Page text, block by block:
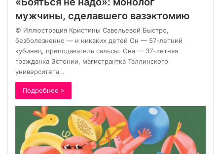
мужчины, сделавшего вазэктомию
© Иллюстрация Кристины Савельевой Быстро,
безболезненно — и никаких детей Он — 57-летний
кубинец, преподаватель сальсы. Она — 37-летняя
гражданка Эстонии, магистрантка Таллинского
университета…
Подробнее »